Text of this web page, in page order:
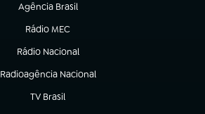
Agência Brasil
(abre em nova aba)
Rádio MEC
Rádio Nacional
(abre em nova aba)
Radioagência Nacional
(abre em nova aba)
TV Brasil
(abre em nova aba)